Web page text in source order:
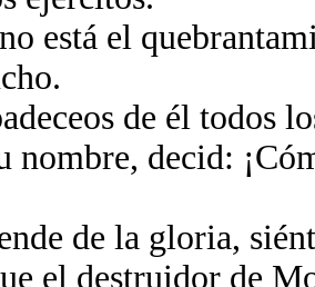
está el
de él todos
nombre, decid:
de la gloria,
el destruidor de